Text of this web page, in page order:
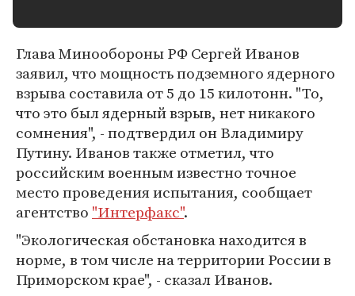
Глава Минообороны РФ Сергей Иванов
заявил, что мощность подземного ядерного
взрыва составила от 5 до 15 килотонн. "То,
что это был ядерный взрыв, нет никакого
сомнения", - подтвердил он Владимиру
Путину. Иванов также отметил, что
российским военным известно точное
место проведения испытания, сообщает
агентство "Интерфакс".
"Экологическая обстановка находится в
норме, в том числе на территории России в
Приморском крае", - сказал Иванов.